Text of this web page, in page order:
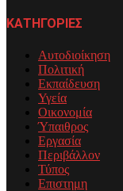
ΚΑΤΗΓΟΡΙΕΣ
Αυτοδιοίκηση
Πολιτική
Εκπαίδευση
Υγεία
Οικονομία
Ύπαιθρος
Εργασία
Περιβάλλον
Τύπος
Επιστημη